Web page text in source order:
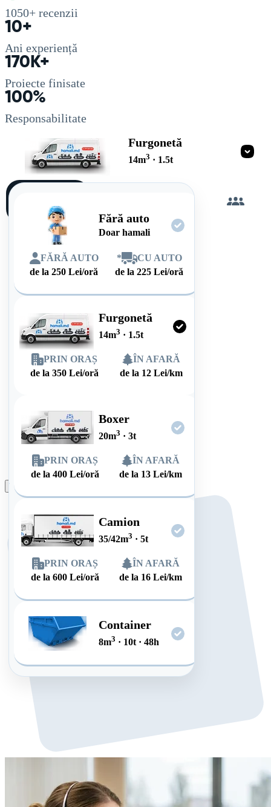
1050+ recenzii
10+
Ani experiență
170K+
Proiecte finisate
100%
Responsabilitate
Furgonetă
14m3 · 1.5t
Fără auto
Doar hamali
FĂRĂ AUTO
de la250 Lei/oră
*
CU AUTO
de la225 Lei/oră
Furgonetă
14m3 · 1.5t
PRIN ORAȘ
de la 350 Lei/oră
ÎN AFARĂ
de la 12 Lei/km
Boxer
20m3 · 3t
PRIN ORAȘ
de la400 Lei/oră
ÎN AFARĂ
de la 13 Lei/km
Camion
35/42m3 · 5t
PRIN ORAȘ
de la600 Lei/oră
ÎN AFARĂ
de la 16 Lei/km
Container
8m3 · 10t · 48h
singur
Plasează comanda